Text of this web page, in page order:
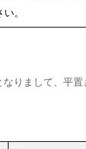
。
りまして、平置